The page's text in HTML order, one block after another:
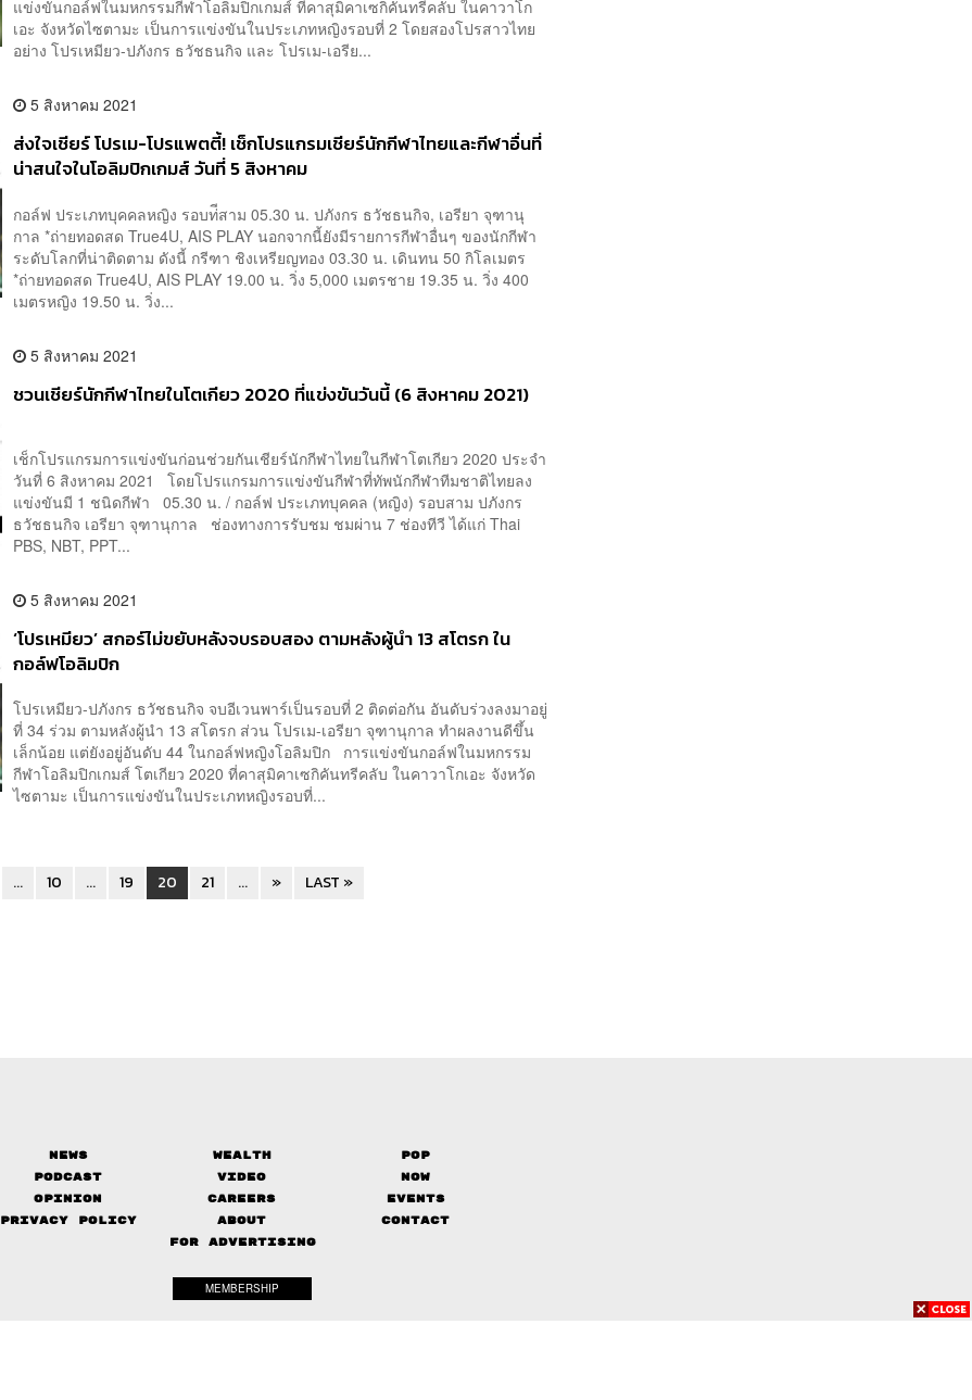
แข่งขันกอล์ฟในมหกรรมกีฬาโอลิมปิกเกมส์ ที่คาสุมิคาเซกิคันทรีคลับ ในคาวาโก
เอะ จังหวัดไซตามะ เป็นการแข่งขันในประเภทหญิงรอบที่ 2 โดยสองโปรสาวไทย
อย่าง โปรเหมียว-ปภังกร ธวัชธนกิจ และ โปรเม-เอรีย...
5 สิงหาคม 2021
ส่งใจเชียร์ โปรเม-โปรแพตตี้! เช็กโปรแกรมเชียร์นักกีฬาไทยและกีฬาอื่นที่
น่าสนใจในโอลิมปิกเกมส์ วันที่ 5 สิงหาคม
กอล์ฟ ประเภทบุคคลหญิง รอบท่ีสาม 05.30 น. ปภังกร ธวัชธนกิจ, เอรียา จุฑานุ
กาล *ถ่ายทอดสด True4U, AIS PLAY นอกจากนี้ยังมีรายการกีฬาอื่นๆ ของนักกีฬา
ระดับโลกที่น่าติดตาม ดังนี้ กรีฑา ชิงเหรียญทอง 03.30 น. เดินทน 50 กิโลเมตร
*ถ่ายทอดสด True4U, AIS PLAY 19.00 น. วิ่ง 5,000 เมตรชาย 19.35 น. วิ่ง 400
เมตรหญิง 19.50 น. วิ่ง...
5 สิงหาคม 2021
ชวนเชียร์นักกีฬาไทยในโตเกียว 2020 ที่แข่งขันวันนี้ (6 สิงหาคม 2021)
เช็กโปรแกรมการแข่งขันก่อนช่วยกันเชียร์นักกีฬาไทยในกีฬาโตเกียว 2020 ประจำ
วันที่ 6 สิงหาคม 2021 โดยโปรแกรมการแข่งขันกีฬาที่ทัพนักกีฬาทีมชาติไทยลง
แข่งขันมี 1 ชนิดกีฬา 05.30 น. / กอล์ฟ ประเภทบุคคล (หญิง) รอบสาม ปภังกร
ธวัชธนกิจ เอรียา จุฑานุกาล ช่องทางการรับชม ชมผ่าน 7 ช่องทีวี ได้แก่ Thai
PBS, NBT, PPT...
5 สิงหาคม 2021
‘โปรเหมียว’ สกอร์ไม่ขยับหลังจบรอบสอง ตามหลังผู้นำ 13 สโตรก ใน
กอล์ฟโอลิมปิก
โปรเหมียว-ปภังกร ธวัชธนกิจ จบอีเวนพาร์เป็นรอบที่ 2 ติดต่อกัน อันดับร่วงลงมาอยู่
ที่ 34 ร่วม ตามหลังผู้นำ 13 สโตรก ส่วน โปรเม-เอรียา จุฑานุกาล ทำผลงานดีขึ้น
เล็กน้อย แต่ยังอยู่อันดับ 44 ในกอล์ฟหญิงโอลิมปิก การแข่งขันกอล์ฟในมหกรรม
กีฬาโอลิมปิกเกมส์ โตเกียว 2020 ที่คาสุมิคาเซกิคันทรีคลับ ในคาวาโกเอะ จังหวัด
ไซตามะ เป็นการแข่งขันในประเภทหญิงรอบที่...
... 10 ... 19 20 21 ... » LAST »
News Wealth
Pop
Podcast
Video
Now
Opinion
Careers
Events
Privacy Policy
About
Contact
FOR ADVERTISING
MEMBERSHIP